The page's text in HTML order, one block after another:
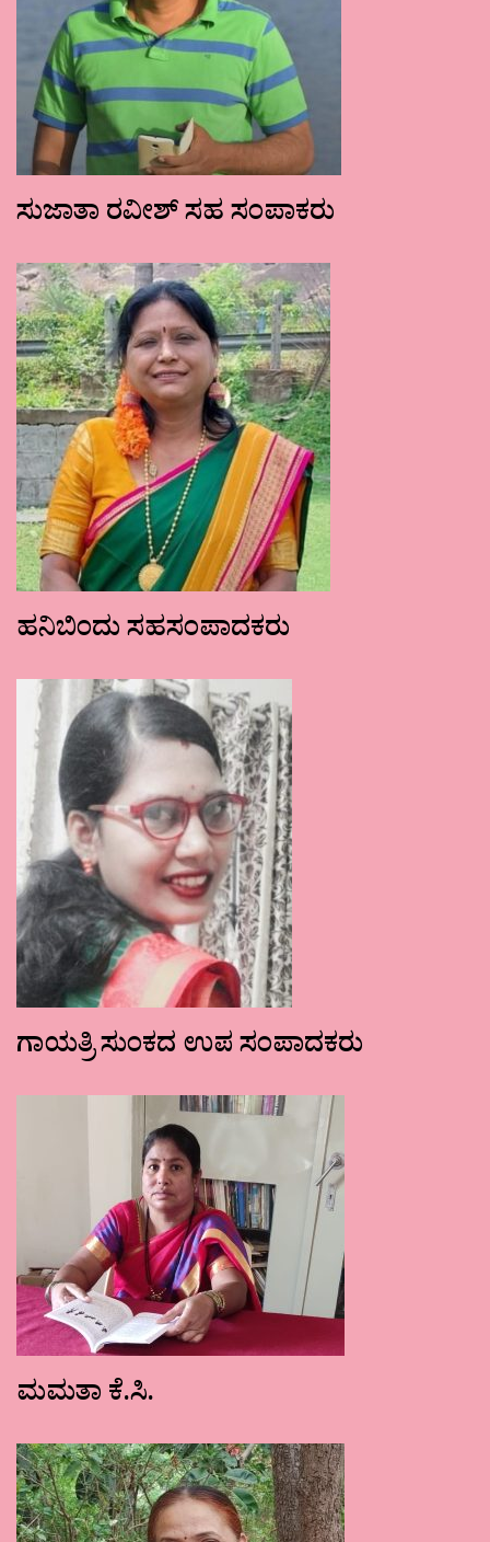
ಸುಜಾತಾ ರವೀಶ್ ಸಹ ಸಂಪಾಕರು
ಹನಿಬಿಂದು ಸಹಸಂಪಾದಕರು
ಗಾಯತ್ರಿ ಸುಂಕದ ಉಪ ಸಂಪಾದಕರು
ಮಮತಾ ಕೆ.ಸಿ.